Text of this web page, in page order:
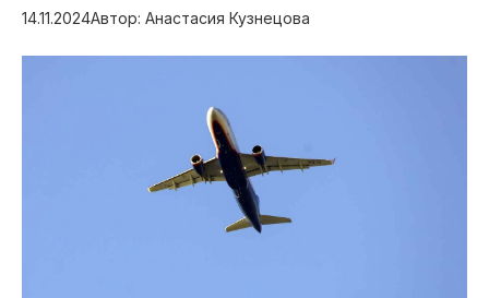
Инфраструктура
Благоустройство
14.11.2024Автор: Анастасия Кузнецова